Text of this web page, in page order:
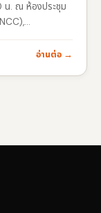
น. ณ ห้องประชุม
ะอาดและความ
นวัตกรรมและ
อ่านต่อ →